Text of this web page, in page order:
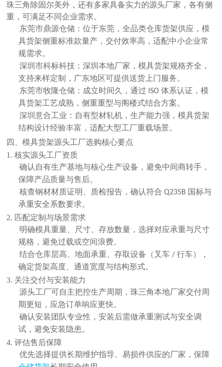
珠三角除固尔美外，还有多家具备实力的源头厂家，各有侧
重，可满足不同企业需求。
东莞市鼎源仓储：位于东莞，全品类仓库货架供应，模
具货架侧重标准款量产，交付效率高，适配中小企业常
规需求。
深圳市科标科技：深圳本地厂家，模具货架规格齐全，
支持来样定制，广东地区可提供送货上门服务。
东莞市牧隆仓储：成立时间久，通过 ISO体系认证，模
具货架工艺成熟，侧重重型与阁楼式结合方案。
深圳意合工业：自有型材轧机，生产能力强，模具货架
结构设计经验丰富，适配大型工厂重载场景。
四、模具货架源头工厂选购核心要点
1. 核实源头工厂资质
确认自有生产基地与核心生产设备，避免中间商转手，
保障产品质量与售后。
核查钢材材质证明、质检报告，确认符合 Q235B 国标与
承重安全系数要求。
2. 匹配定制与场景需求
明确模具重量、尺寸、存放数量，选择对应承重与尺寸
规格，避免过载或空间浪费。
结合仓库层高、地面承重、存取设备（叉车 /行车），
确定货架高度、通道宽度与结构形式。
3. 关注交付与安装能力
源头工厂可自主把控生产周期，珠三角本地厂家交付周
期更短，应急订单响应更快。
确认安装团队专业性，安装后需做承重测试与安全调
试，避免安装隐患。
4. 评估售后保障
优先选择提供长期维护指导、易损件供应的厂家，保障